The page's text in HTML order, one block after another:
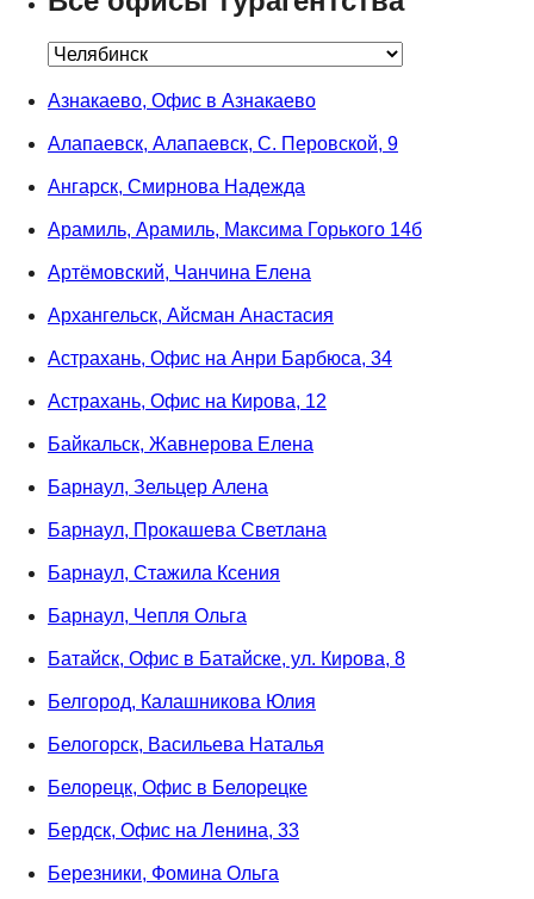
Азнакаево, Офис в Азнакаево
Алапаевск, Алапаевск, С. Перовской, 9
Ангарск, Смирнова Надежда
Арамиль, Арамиль, Максима Горького 14б
Артёмовский, Чанчина Елена
Архангельск, Айсман Анастасия
Астрахань, Офис на Анри Барбюса, 34
Астрахань, Офис на Кирова, 12
Байкальск, Жавнерова Елена
Барнаул, Зельцер Алена
Барнаул, Прокашева Светлана
Барнаул, Стажила Ксения
Барнаул, Чепля Ольга
Батайск, Офис в Батайске, ул. Кирова, 8
Белгород, Калашникова Юлия
Белогорск, Васильева Наталья
Белорецк, Офис в Белорецке
Бердск, Офис на Ленина, 33
Березники, Фомина Ольга